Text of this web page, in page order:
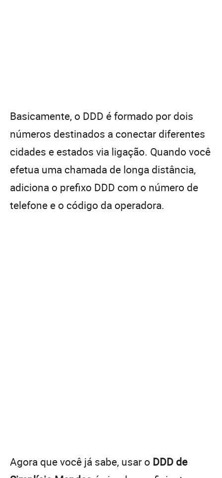
Basicamente, o DDD é formado por dois
números destinados a conectar diferentes
cidades e estados via ligação. Quando você
efetua uma chamada de longa distância,
adiciona o prefixo DDD com o número de
telefone e o código da operadora.
Agora que você já sabe, usar o DDD de